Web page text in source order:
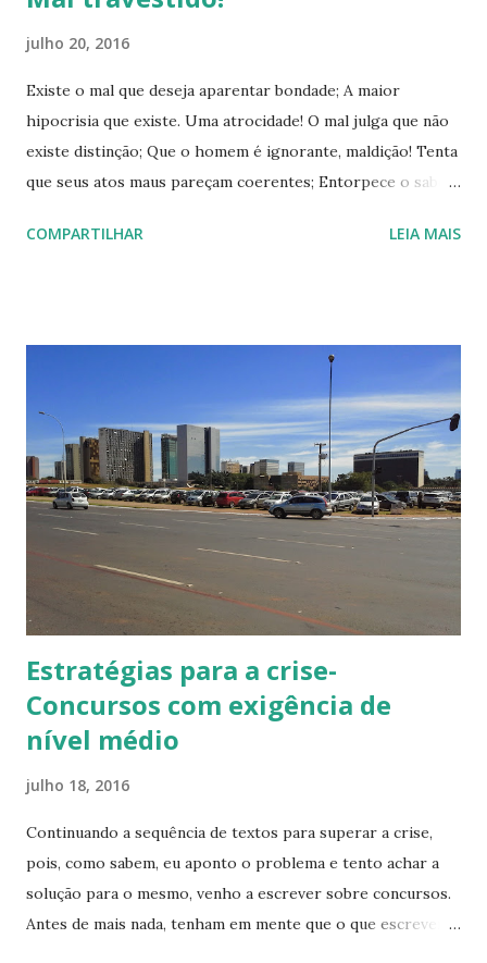
julho 20, 2016
Existe o mal que deseja aparentar bondade; A maior
hipocrisia que existe. Uma atrocidade! O mal julga que não
existe distinção; Que o homem é ignorante, maldição! Tenta
que seus atos maus pareçam coerentes; Entorpece o saber
confundir o saber; Fazer o homem tropeçar, cair sem
Para evitar cair em sua armadilha, Cabe ao homem tudo
conhecer; Pois o saber é a nossa cartilha; Para o mal
travestido de bem poder vencer.
COMPARTILHAR LEIA MAIS
Estratégias para a crise-
Concursos com exigência de
nível médio
julho 18, 2016
Continuando a sequência de textos para superar a crise,
pois, como sabem, eu aponto o problema e tento achar a
solução para o mesmo, venho a escrever sobre concursos.
Antes de mais nada, tenham em mente que o que escreverei